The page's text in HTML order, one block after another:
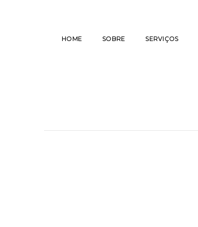
HOME SOBRE SERVIÇOS